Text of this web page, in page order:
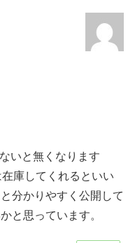
いと無くなります
庫してくれるといい
分かりやすく公開して
と思っています。